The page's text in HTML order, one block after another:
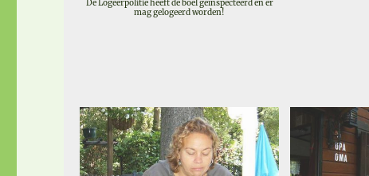
De Logeerpolitie heeft de boel geïnspecteerd en er
mag gelogeerd worden!